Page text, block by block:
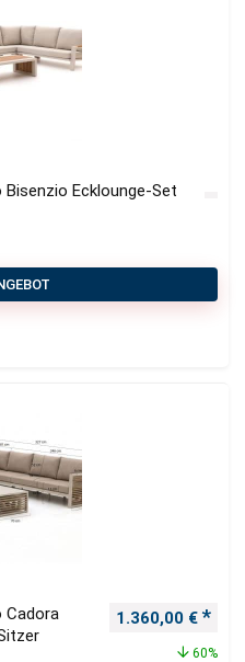
Ecklounge-Set
Cadora
Ursprünglicher
1.360,00 €
60%